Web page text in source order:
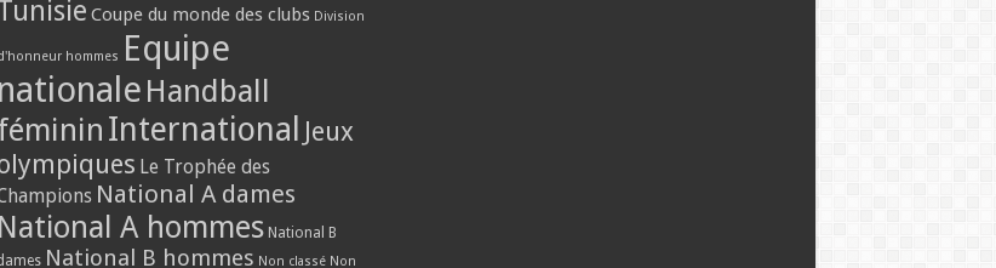
Coupe du monde des clubs Division
hommes Equipe
nationale Handball
International Jeux
Le Trophée des
National A dames
National A hommes National B
National B hommes Non classé Non